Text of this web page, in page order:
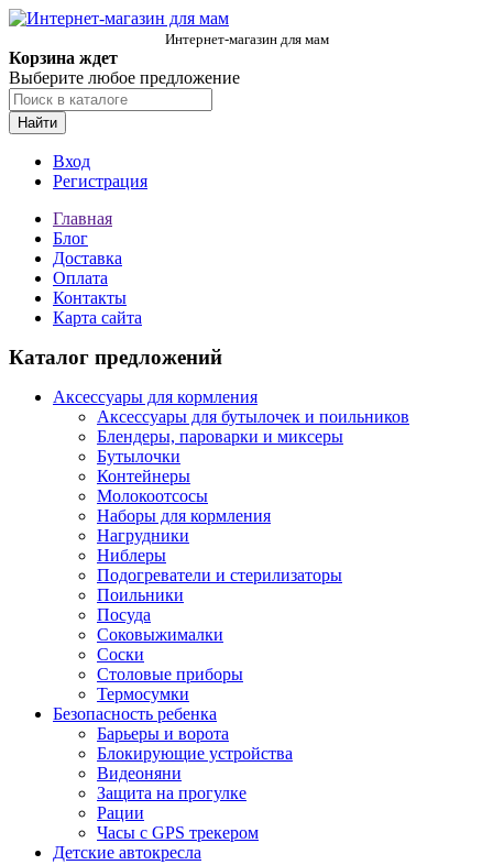
Интернет-магазин для мам
Корзина ждет
Выберите любое предложение
Найти
Вход
Регистрация
Главная
Блог
Доставка
Оплата
Контакты
Карта сайта
Каталог предложений
Аксессуары для кормления
Аксессуары для бутылочек и поильников
Блендеры, пароварки и миксеры
Бутылочки
Контейнеры
Молокоотсосы
Наборы для кормления
Нагрудники
Ниблеры
Подогреватели и стерилизаторы
Поильники
Посуда
Соковыжималки
Соски
Столовые приборы
Термосумки
Безопасность ребенка
Барьеры и ворота
Блокирующие устройства
Видеоняни
Защита на прогулке
Рации
Часы с GPS трекером
Детские автокресла